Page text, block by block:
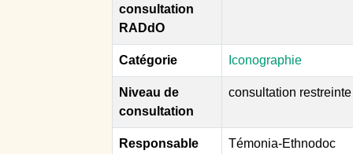
consultation
RADdO
Catégorie Iconographie
Niveau de
consultation
consultation restreinte
Responsable
Témonia-Ethnodoc